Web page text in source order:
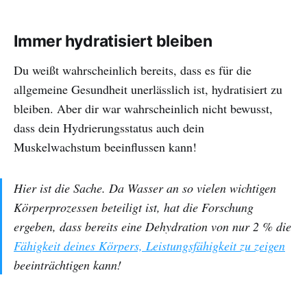
Immer hydratisiert bleiben
Du weißt wahrscheinlich bereits, dass es für die
allgemeine Gesundheit unerlässlich ist, hydratisiert zu
bleiben. Aber dir war wahrscheinlich nicht bewusst,
dass dein Hydrierungsstatus auch dein
Muskelwachstum beeinflussen kann!
Hier ist die Sache. Da Wasser an so vielen wichtigen
Körperprozessen beteiligt ist, hat die Forschung
ergeben, dass bereits eine Dehydration von nur 2 % die
Fähigkeit deines Körpers, Leistungsfähigkeit zu zeigen
beeinträchtigen kann!